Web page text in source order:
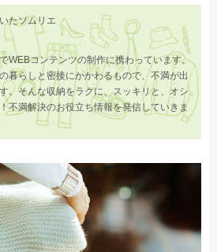
たソムリエ
WEBコンテンツの制作に携わっています。
暮らしと密接にかかわるもので、不満が出
。そんな収納をラクに、スッキリと、オシ
不満解決のお役立ち情報を発信していきま